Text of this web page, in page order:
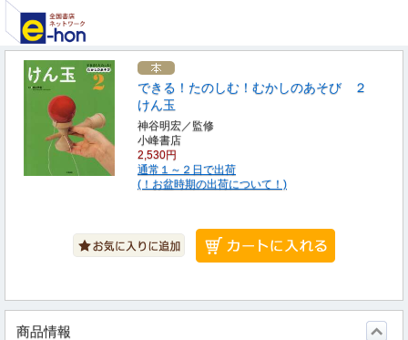
できる！たのしむ！むかしのあそび ２
けん玉
神谷明宏／監修
小峰書店
2,530円
通常１～２日で出荷
(！お盆時期の出荷について！)
商品情報